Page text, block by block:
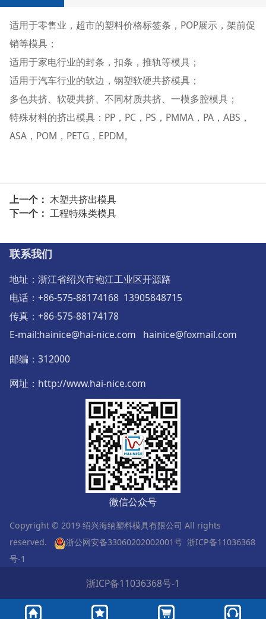
适用于零售业，超市的塑料价格标签条，POP展示，架前促
销等模具；
适用于家电行业的封条，扣条，推轨等模具；
适用于汽车行业的软边，钢塑软硬共挤模具；
多色共挤、软硬共挤、不同材质共挤、一模多腔模具；
特殊材料的挤出模具：PP，PC，PS，PMMA，PA，ABS，
ASA，POM，PETG，EPDM。
上一个： 木塑共挤出模具
下一个： 工程特殊类模具
联系我们
地址：浙江省绍兴市袍江工业区开源路
电话：+86-575-88174168 13905848715
传真：+86-575-88174178
E-mail:hainice@hai-nice.com hainice@foxmail.com
邮编 ： 312000
网址：http://www.hai-nice.com
微信公众号
Copyright © 2019 绍兴海纳塑料模具有限公司 All rights
reserved.
浙公网安备33060202002001号 浙ICP备11036368
号-1
浙ICP备11036368号-1